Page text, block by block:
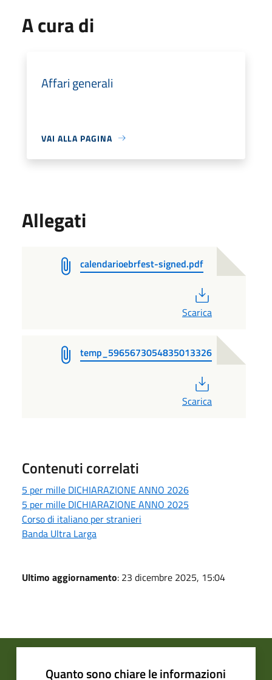
A cura di
Affari generali
VAI ALLA PAGINA
Allegati
calendarioebrfest-signed.pdf
Scarica
temp_5965673054835013326
Scarica
Contenuti correlati
5 per mille DICHIARAZIONE ANNO 2026
5 per mille DICHIARAZIONE ANNO 2025
Corso di italiano per stranieri
Banda Ultra Larga
Ultimo aggiornamento: 23 dicembre 2025, 15:04
Quanto sono chiare le informazioni